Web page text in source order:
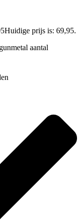
Huidige prijs is: 69,95.
aantal